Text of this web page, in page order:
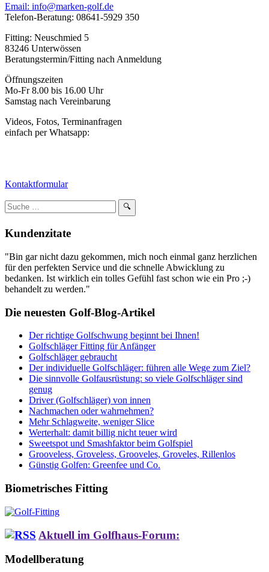
Email: info@marken-golf.de
Telefon-Beratung: 08641-5929 350
Fitting: Neuschmied 5
83246 Unterwössen
Beratungstermin/Fitting nach Anmeldung
Öffnungszeiten
Mo-Fr 8.00 bis 16.00 Uhr
Samstag nach Vereinbarung
Videos, Fotos, Terminanfragen
einfach per Whatsapp:
Kontaktformular
Suchbegriff
eingeben:
🔍
Kundenzitate
"Bin gar nicht dazu gekommen, mich noch einmal ganz herzlichen
für den perfekten Service und die schnelle Abwicklung zu
bedanken. Ist wirklich ein tolles Gefühl fast schon wie ein Pro ;-)
behandelt zu werden."
Die neuesten Golf-Blog-Artikel
Der richtige Golfschwung beginnt bei Ihnen!
Golfschläger Fitting für Anfänger
Golfschläger gebraucht
Der individuelle Golfschläger: führen alle Wege zum Ziel?
Die sinnvolle Golfausrüstung: so viele Golfschläger sind
genug
Driver (Golfschläger) von innen
Nachmachen oder wahrnehmen?
Mehr Schlagweite, weniger Slice
Werterhalt: damit billig nicht teuer wird
Sweetspot und Smashfaktor beim Golfspiel
Grooveless, Groveless, Grooveles, Groveles, Rillenlos
Günstig Golfen: Greenfee und Co.
Biometrisches Fitting
Aktuell im Golfhaus-Forum:
Modellberatung